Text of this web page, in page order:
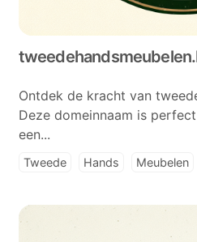
Ontdek de kracht van
Deze domeinnaam is
een...
Tweede Hands Meubelen